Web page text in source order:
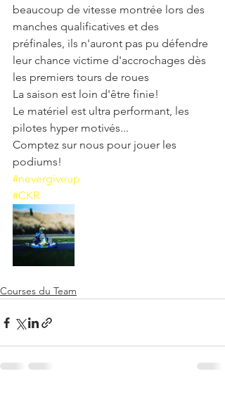
beaucoup de vitesse montrée lors des
manches qualificatives et des
préfinales, ils n'auront pas pu défendre
leur chance victime d'accrochages dès
les premiers tours de roues
La saison est loin d'être finie!
Le matériel est ultra performant, les
pilotes hyper motivés...
Comptez sur nous pour jouer les
podiums!
#nevergiveup
#CKR
Courses du Team